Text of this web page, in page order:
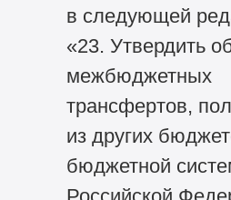
в следующей
«23. Утвердить
межбюджетных
трансфертов,
из других
бюджетной